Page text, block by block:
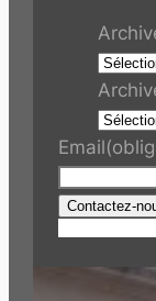
Email
Contactez-